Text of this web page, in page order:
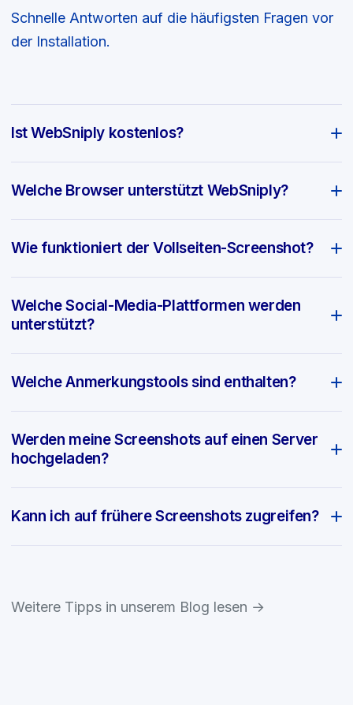
Schnelle Antworten auf die häufigsten Fragen vor
der Installation.
Ist WebSniply kostenlos?
Welche Browser unterstützt WebSniply?
Wie funktioniert der Vollseiten-Screenshot?
Welche Social-Media-Plattformen werden
unterstützt?
Welche Anmerkungstools sind enthalten?
Werden meine Screenshots auf einen Server
hochgeladen?
Kann ich auf frühere Screenshots zugreifen?
Weitere Tipps in unserem Blog lesen →